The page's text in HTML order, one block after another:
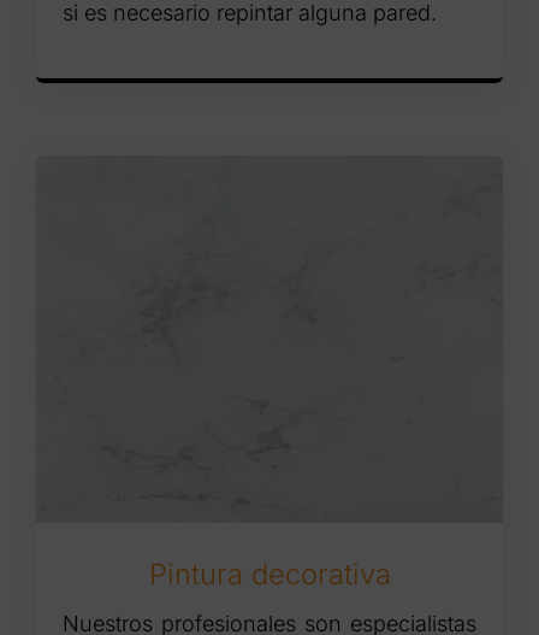
si es necesario repintar alguna pared.
Pintura decorativa
Nuestros profesionales son especialistas